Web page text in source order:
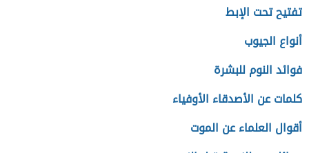
تفتيح تحت الإبط
أنواع الجيوب
فوائد النوم للبشرة
كلمات عن الأصدقاء الأوفياء
أقوال العلماء عن الموت